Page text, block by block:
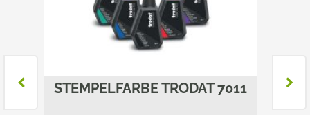
STEMPELFARBE TRODAT 7011